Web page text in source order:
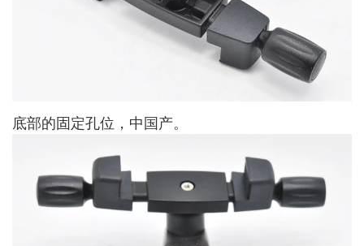
底部的固定孔位，中国产。